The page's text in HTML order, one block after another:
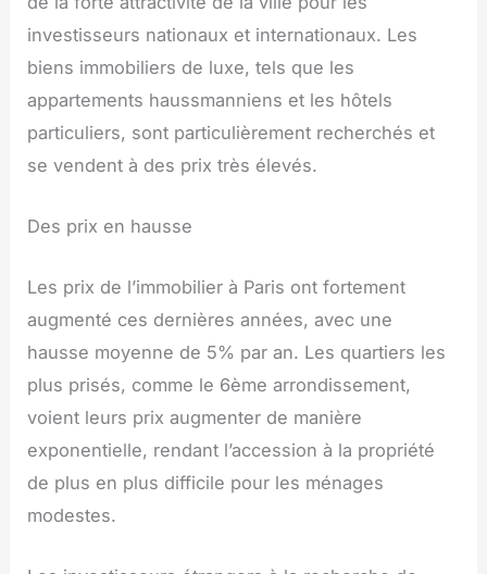
investisseurs nationaux et internationaux. Les
biens immobiliers de luxe, tels que les
appartements haussmanniens et les hôtels
particuliers, sont particulièrement recherchés et
se vendent à des prix très élevés.
Des prix en hausse
Les prix de l’immobilier à Paris ont fortement
augmenté ces dernières années, avec une
hausse moyenne de 5% par an. Les quartiers les
plus prisés, comme le 6ème arrondissement,
voient leurs prix augmenter de manière
exponentielle, rendant l’accession à la propriété
de plus en plus difficile pour les ménages
modestes.